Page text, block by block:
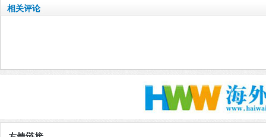
相关评论